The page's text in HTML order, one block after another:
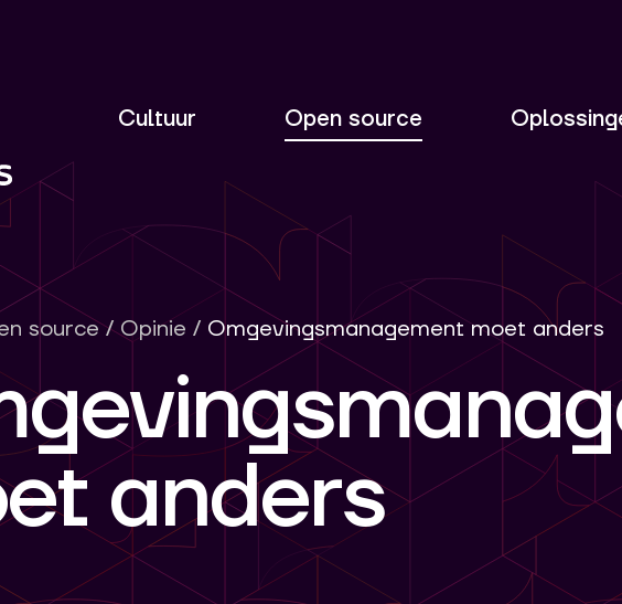
Cultuur
Open source
source/Opinie / Omgevingsmanagement moet anders
anders